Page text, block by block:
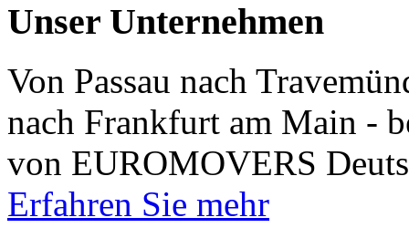
Unser Unternehmen
Von Passau nach
nach Frankfurt am Main -
von EUROMOVERS
Erfahren Sie mehr